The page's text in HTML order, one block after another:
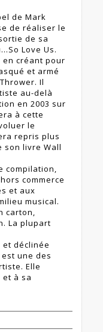
de Mark
de réaliser le
de sa
Love Us.
en créant pour
et armé
Il
au-delà
en 2003 sur
à cette
le
repris plus
son livre Wall
compilation,
commerce
et aux
musical.
carton,
La plupart
déclinée
une des
Elle
à sa